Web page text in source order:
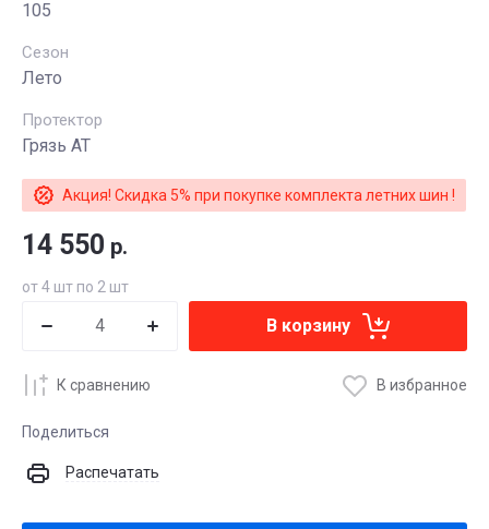
105
Сезон
Лето
Протектор
Грязь АТ
Акция! Скидка 5% при покупке комплекта летних шин !
14 550 р.
от 4 шт по 2 шт
В корзину
К сравнению В избранное
Поделиться
Распечатать